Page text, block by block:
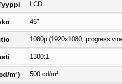
LCD
46"
1080p (1920x1080,
1300:1
m²) 500 cd/m²